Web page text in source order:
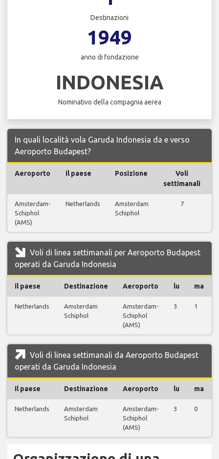
Destinazioni
1949
anno di fondazione
INDONESIA
Nominativo della compagnia aerea
In quali località vola Garuda Indonesia da e verso
Aeroporto Budapest?
Aeroporto il paese Posizione
Voli
settimanali
Amsterdam-
Schiphol
(AMS)
Netherlands
Amsterdam
Schiphol
7
Voli di linea settimanali per Aeroporto Budapest
operati da Garuda Indonesia
il paese Destinazione Aeroporto lu ma
Netherlands
Amsterdam
Schiphol
Amsterdam-
Schiphol
(AMS)
3 1
Voli di linea settimanali da Aeroporto Budapest
operati da Garuda Indonesia
il paese Destinazione Aeroporto lu ma
Netherlands
Amsterdam
Schiphol
Amsterdam-
Schiphol
(AMS)
3 0